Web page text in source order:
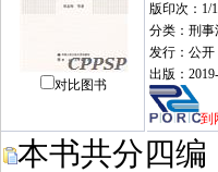
对比图书
版印次：1/1
分类：刑事
发行：公开
出版：
到
本书共分四编